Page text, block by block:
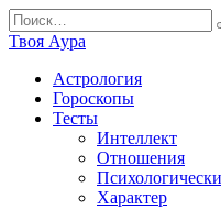
Перейти
к
содержанию
Search
for:
Твоя Аура
Астрология
Гороскопы
Тесты
Интеллект
Отношения
Характер